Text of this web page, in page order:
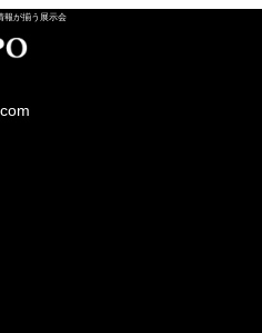
報が揃う展示会